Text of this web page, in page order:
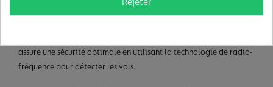
parfaitement autour du goulot de la bouteille, offrant une
assure une sécurité optimale en utilisant la technologie de radio-
fréquence pour détecter les vols.